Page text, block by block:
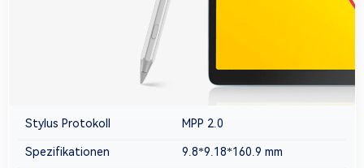
Stylus Protokoll MPP 2.0
Spezifikationen 9.8*9.18*160.9 mm